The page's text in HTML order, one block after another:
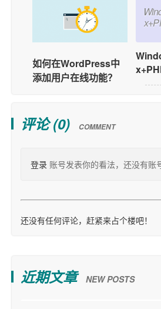
如何在WordPress中
添加用户在线功能？
评论 (0) COMMENT
登录 账号发表你的看法，还没有账
还没有任何评论，赶紧来占个楼吧！
近期文章 NEW POSTS